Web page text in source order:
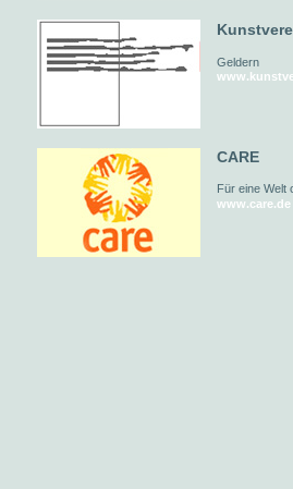
Geldern
CARE
Für eine Welt
www.care.de